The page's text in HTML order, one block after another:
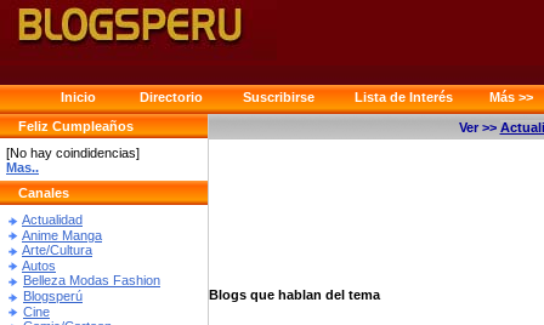
Inicio Directorio Suscribirse Lista de Interés
Más >>
Feliz Cumpleaños
[No hay coindidencias]
Mas..
Canales
Actualidad
Anime Manga
Arte/Cultura
Autos
Belleza Modas Fashion
Blogsperú
Cine
Ver >>
Blogs que hablan del tema